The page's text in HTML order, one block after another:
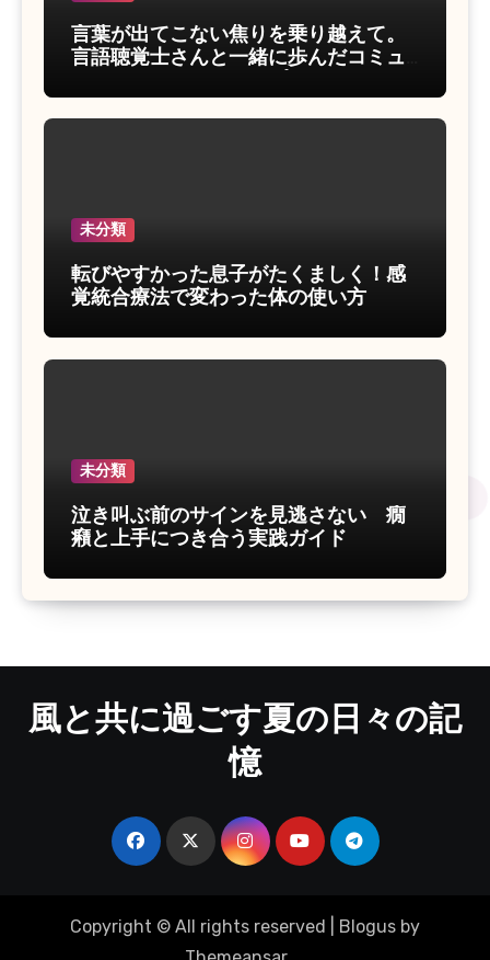
言葉が出てこない焦りを乗り越えて。
言語聴覚士さんと一緒に歩んだコミュ
未分類
転びやすかった息子がたくましく！感
覚統合療法で変わった体の使い方
未分類
泣き叫ぶ前のサインを見逃さない 癇
癪と上手につき合う実践ガイド
風と共に過ごす夏の日々の記
憶
Copyright © All rights reserved Blogus by